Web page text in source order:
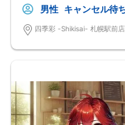
プロフィールカードを活用し、
★完全着席型・連絡先交換は自
完全着席型で席替えはできる限
席替えの５分前には連絡先交換
1. ２名様以上でのご参加は必ず
2. 服装の指定はございません
れています。
3. 開催判断はイベント前日の時
男性 キャンセル待
四季彩 -Shikisai- 札幌駅前